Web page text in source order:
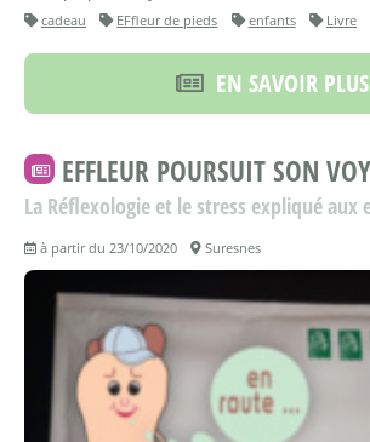
cadeau EFfleur de pieds enfants Livre
EN SAVOIR PLUS
EFFLEUR POURSUIT SON
La Réflexologie et le stress expliqué aux
à partir du 23/10/2020 Suresnes